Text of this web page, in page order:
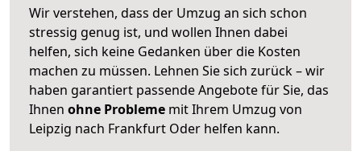
Wir verstehen, dass der Umzug an sich schon
stressig genug ist, und wollen Ihnen dabei
helfen, sich keine Gedanken über die Kosten
machen zu müssen. Lehnen Sie sich zurück – wir
haben garantiert passende Angebote für Sie, das
Ihnen ohne Probleme mit Ihrem Umzug von
Leipzig nach Frankfurt Oder helfen kann.